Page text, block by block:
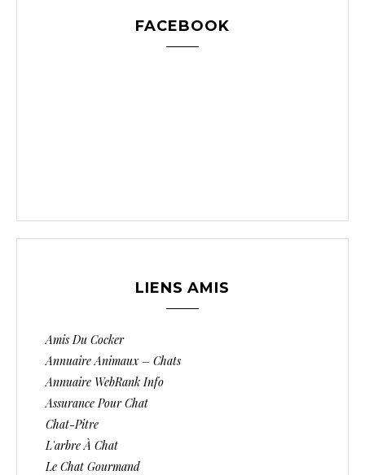
FACEBOOK
LIENS AMIS
Amis Du Cocker
Annuaire Animaux – Chats
Annuaire WebRank Info
Assurance Pour Chat
Chat-Pitre
L'arbre À Chat
Le Chat Gourmand